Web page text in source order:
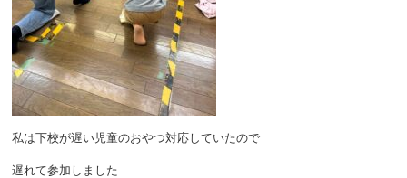
私は下校が遅い児童のおやつ対応していたので
遅れて参加しました